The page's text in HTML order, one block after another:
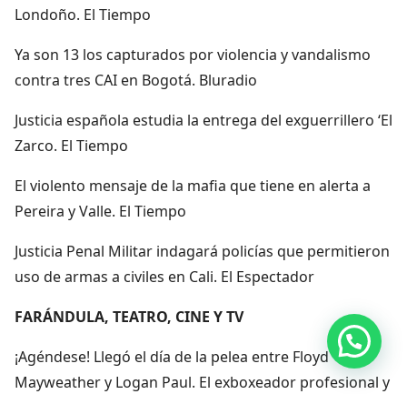
Londoño. El Tiempo
Ya son 13 los capturados por violencia y vandalismo
contra tres CAI en Bogotá. Bluradio
Justicia española estudia la entrega del exguerrillero ‘El
Zarco. El Tiempo
El violento mensaje de la mafia que tiene en alerta a
Pereira y Valle. El Tiempo
Justicia Penal Militar indagará policías que permitieron
uso de armas a civiles en Cali. El Espectador
FARÁNDULA, TEATRO, CINE Y TV
¡Agéndese! Llegó el día de la pelea entre Floyd
Mayweather y Logan Paul. El exboxeador profesional y